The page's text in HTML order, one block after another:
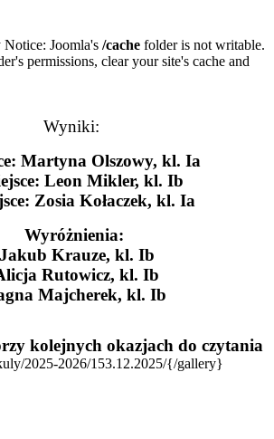
Joomla's /cache folder is not writable.
permissions, clear your site's cache and
Wyniki:
Martyna Olszowy, kl. Ia
Leon Mikler, kl. Ib
Zosia Kołaczek, kl. Ia
Wyróżnienia:
Krauze, kl. Ib
Rutowicz, kl. Ib
Majcherek, kl. Ib
kolejnych okazjach do czytania
2025-2026/153.12.2025/{/gallery}